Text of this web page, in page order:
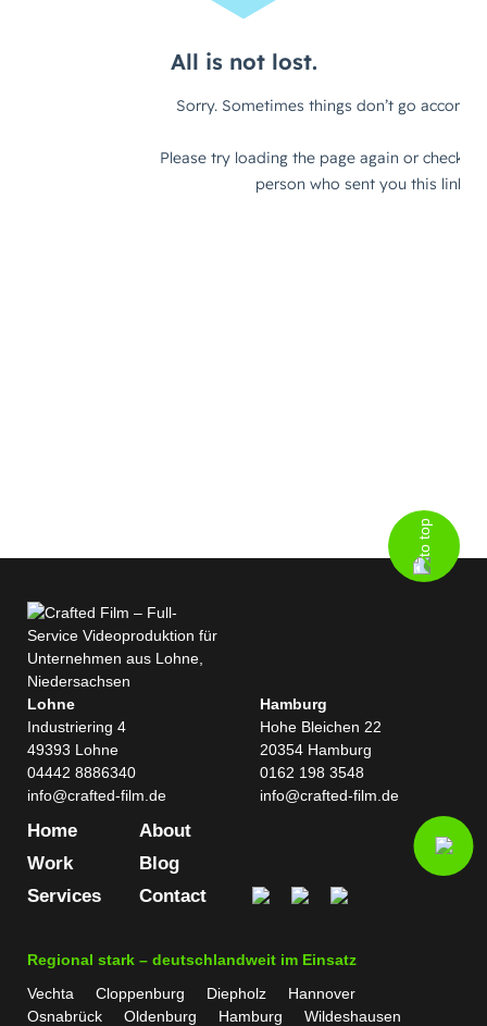
Lohne
Industriering 4
49393 Lohne
04442 8886340
info@crafted-film.de
Hamburg
Hohe Bleichen 22
20354 Hamburg
0162 198 3548
info@crafted-film.de
Home
Work
Services
About
Blog
Contact
Regional stark – deutschlandweit im Einsatz
Vechta
Cloppenburg Diepholz
Hannover
Osnabrück
Oldenburg Hamburg Wildeshausen